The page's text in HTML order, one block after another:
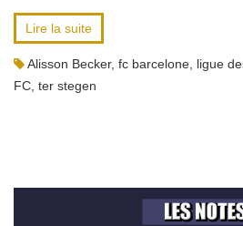
Lire la suite
Alisson Becker, fc barcelone ligue
FC ter stegen